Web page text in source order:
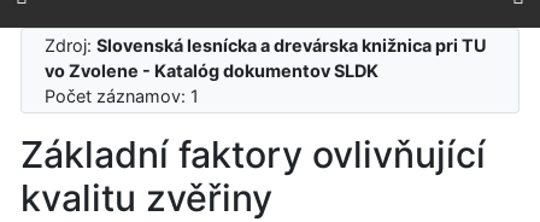
Zdroj:Slovenská lesnícka a drevárska knižnica pri TU
vo Zvolene - Katalóg dokumentov SLDK
Počet záznamov: 1
Základní faktory ovlivňující
kvalitu zvěřiny